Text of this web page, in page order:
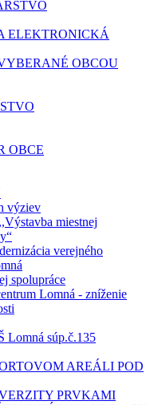
ELEKTRONICKÁ
OBCOU
OBCE
výziev
miestnej
verejného
spolupráce
Lomná - zníženie
Lomná súp.č.135
AREÁLI POD
PRVKAMI